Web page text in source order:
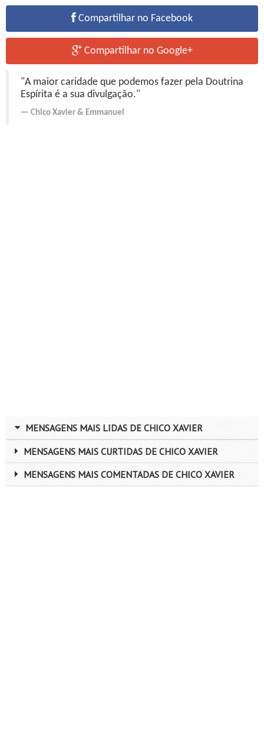
Compartilhar no Facebook
Compartilhar no Google+
"A maior caridade que podemos fazer pela Doutrina
Espírita é a sua divulgação."
Chico Xavier & Emmanuel
MENSAGENS MAIS LIDAS DE CHICO XAVIER
MENSAGENS MAIS CURTIDAS DE CHICO XAVIER
MENSAGENS MAIS COMENTADAS DE CHICO XAVIER